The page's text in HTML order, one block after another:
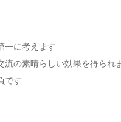
一に考えます
流の素晴らしい効果を得られ
です